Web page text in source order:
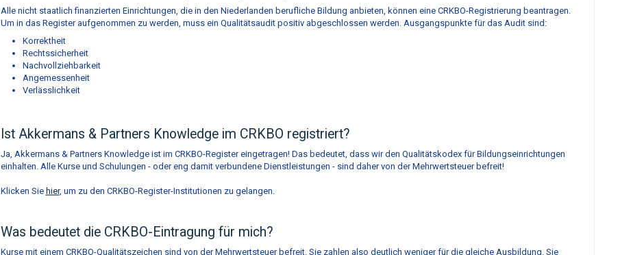
Alle nicht staatlich finanzierten Einrichtungen, die in den Niederlanden berufliche Bildung anbieten, können eine CRKBO-Registrierung beantragen.
Um in das Register aufgenommen zu werden, muss ein Qualitätsaudit positiv abgeschlossen werden. Ausgangspunkte für das Audit sind:
Korrektheit
Rechtssicherheit
Nachvollziehbarkeit
Angemessenheit
Verlässlichkeit
Ist Akkermans & Partners Knowledge im CRKBO registriert?
Ja, Akkermans & Partners Knowledge ist im CRKBO-Register eingetragen! Das bedeutet, dass wir den Qualitätskodex für Bildungseinrichtungen
einhalten. Alle Kurse und Schulungen - oder eng damit verbundene Dienstleistungen - sind daher von der Mehrwertsteuer befreit!
Klicken Sie hier, um zu den CRKBO-Register-Institutionen zu gelangen.
Was bedeutet die CRKBO-Eintragung für mich?
Kurse mit einem CRKBO-Qualitätszeichen sind von der Mehrwertsteuer befreit. Sie zahlen also deutlich weniger für die gleiche Ausbildung. Sie